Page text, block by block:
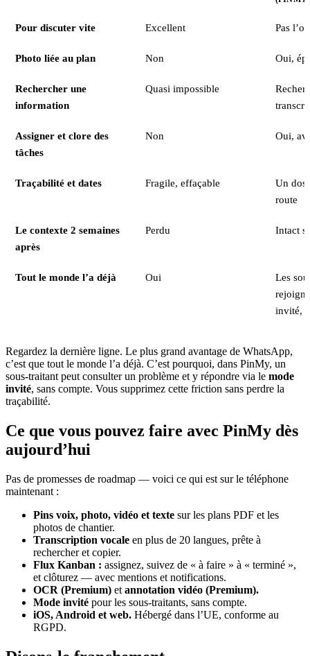
Pour discuter vite Excellent Pas
Photo liée au plan Non Oui,
Rechercher une
information
Quasi impossible
Assigner et clore des
tâches
Non Oui,
Traçabilité et dates Fragile, effaçable
Un
route
Le contexte 2 semaines
après
Perdu Intact
Tout le monde l’a déjà Oui
Les
invité,
Regardez la dernière ligne. Le plus grand avantage de WhatsApp,
c’est que tout le monde l’a déjà. C’est pourquoi, dans PinMy, un
sous-traitant peut consulter un problème et y répondre via le mode
invité, sans compte. Vous supprimez cette friction sans perdre la
traçabilité.
Ce que vous pouvez faire avec PinMy dès
aujourd’hui
Pas de promesses de roadmap — voici ce qui est sur le téléphone
maintenant :
Pins voix, photo, vidéo et texte sur les plans PDF et les
photos de chantier.
Transcription vocale en plus de 20 langues, prête à
rechercher et copier.
Flux Kanban : assignez, suivez de « à faire » à « terminé »,
et clôturez — avec mentions et notifications.
OCR (Premium) et annotation vidéo (Premium).
Mode invité pour les sous-traitants, sans compte.
iOS, Android et web. Hébergé dans l’UE, conforme au
RGPD.